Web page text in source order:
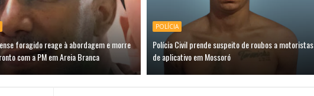
foragido reage à abordagem e morre
com a PM em Areia Branca
POLÍCIA
Polícia Civil prende suspeito de roubos a motoristas
de aplicativo em Mossoró